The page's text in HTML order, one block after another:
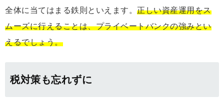
全体に当てはまる鉄則といえます。 正しい資産運用をス
ムーズに行えることは、プライベートバンクの強みとい
えるでしょう。
税対策も忘れずに